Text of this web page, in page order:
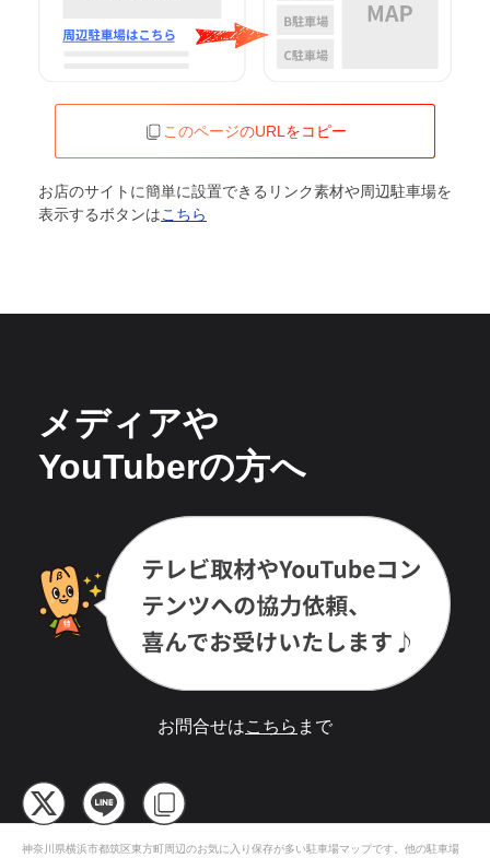
このページのURLをコピー
お店のサイトに簡単に設置できるリンク素材や周辺駐車場を
表示するボタンはこちら
メディアや
YouTuberの方へ
お問合せはこちら まで
神奈川県横浜市都筑区東方町周辺のお気に入り保存が多い駐車場マップです。他の駐車場